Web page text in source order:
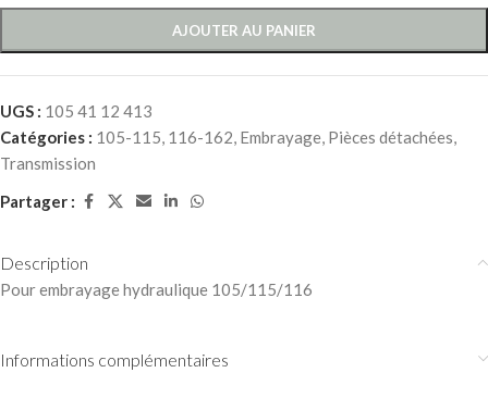
AJOUTER AU PANIER
UGS : 105 41 12 413
Catégories : 105-115, 116-162, Embrayage, Pièces détachées,
Transmission
Partager :
Description
Pour embrayage hydraulique 105/115/116
Informations complémentaires